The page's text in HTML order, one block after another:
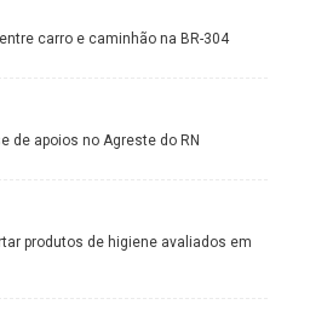
carro e caminhão na BR-304
de apoios no Agreste do RN
produtos de higiene avaliados em